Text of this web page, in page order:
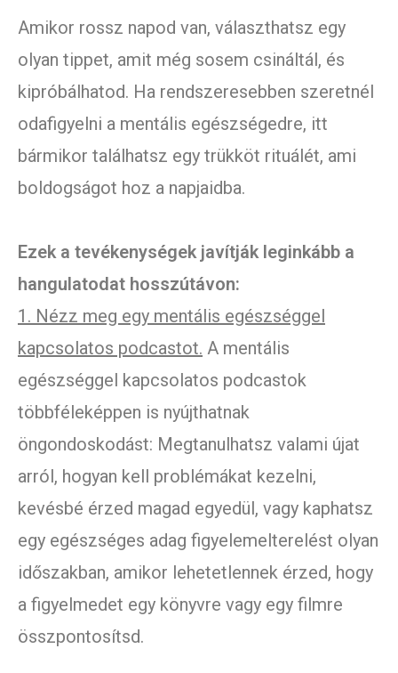
Amikor rossz napod van, választhatsz egy
olyan tippet, amit még sosem csináltál, és
kipróbálhatod. Ha rendszeresebben szeretnél
odafigyelni a mentális egészségedre, itt
bármikor találhatsz egy trükköt rituálét, ami
boldogságot hoz a napjaidba.
Ezek a tevékenységek javítják leginkább a
hangulatodat hosszútávon:
1. Nézz meg egy mentális egészséggel
kapcsolatos podcastot. A mentális
egészséggel kapcsolatos podcastok
többféleképpen is nyújthatnak
öngondoskodást: Megtanulhatsz valami újat
arról, hogyan kell problémákat kezelni,
kevésbé érzed magad egyedül, vagy kaphatsz
egy egészséges adag figyelemelterelést olyan
időszakban, amikor lehetetlennek érzed, hogy
a figyelmedet egy könyvre vagy egy filmre
összpontosítsd.